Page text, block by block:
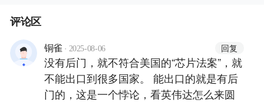
评论区
铜雀 · 2025-08-06 回复
没有后门，就不符合美国的“芯片法案”，就
不能出口到很多国家。 能出口的就是有后
门的，这是一个悖论，看英伟达怎么来圆